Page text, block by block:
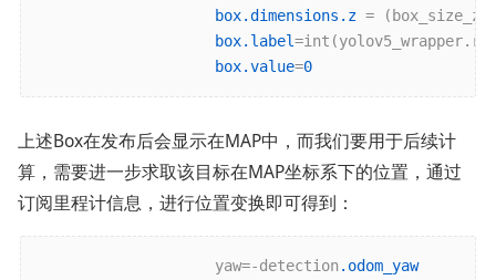
box.dimensions.z = (box_size_z)
box.label
box.value=0
上述Box在发布后会显示在MAP中，而我们要用于后续计
算，需要进一步求取该目标在MAP坐标系下的位置，通过
订阅里程计信息，进行位置变换即可得到：
                    yaw=-detection
.odom_yaw